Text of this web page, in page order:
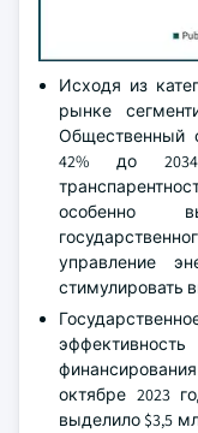
Исходя из
рынке
Общественный
42% до
особенно
управление
стимулировать
октябре 2023
выделило $3,5